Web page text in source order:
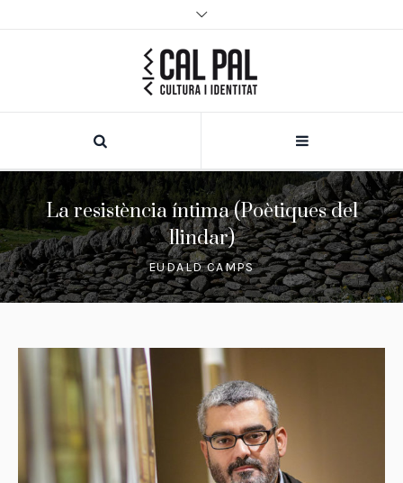
La resistència íntima (Poètiques del
llindar)
EUDALD CAMPS